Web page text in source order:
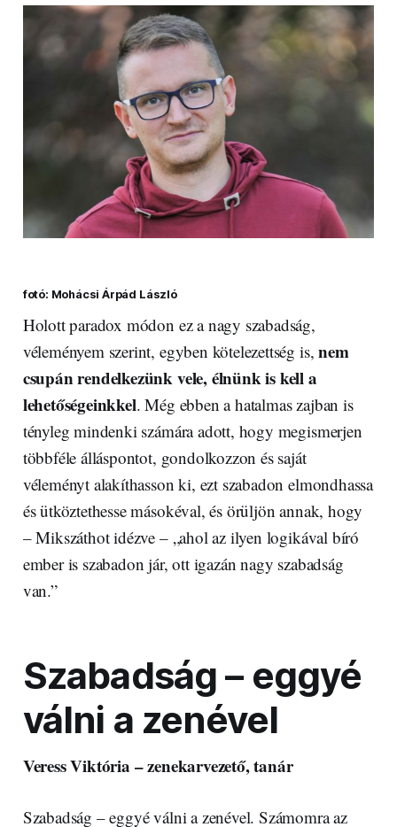
fotó: Mohácsi Árpád László
Holott paradox módon ez a nagy szabadság,
véleményem szerint, egyben kötelezettség is,nem
csupán rendelkezünk vele, élnünk is kell a
lehetőségeinkkel. Még ebben a hatalmas zajban is
tényleg mindenki számára adott, hogy megismerjen
többféle álláspontot, gondolkozzon és saját
véleményt alakíthasson ki, ezt szabadon elmondhassa
és ütköztethesse másokéval, és örüljön annak, hogy
– Mikszáthot idézve – „ahol az ilyen logikával bíró
ember is szabadon jár, ott igazán nagy szabadság
van.”
Szabadság – eggyé
válni a zenével
Veress Viktória – zenekarvezető, tanár
Szabadság – eggyé válni a zenével. Számomra az